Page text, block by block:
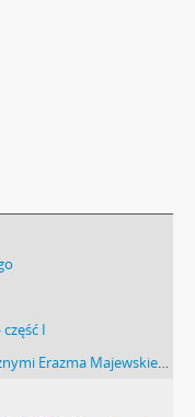
I
z okresu 29.06.1873 r.-24.09.1874 r.